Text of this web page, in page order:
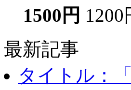
1500円 1200
最新記事
タイトル：